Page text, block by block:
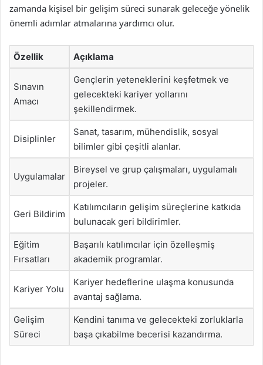
zamanda kişisel bir gelişim süreci sunarak geleceğe yönelik
önemli adımlar atmalarına yardımcı olur.
Özellik Açıklama
Sınavın
Amacı
Gençlerin yeteneklerini keşfetmek ve
gelecekteki kariyer yollarını
şekillendirmek.
Disiplinler
Sanat, tasarım, mühendislik, sosyal
bilimler gibi çeşitli alanlar.
Uygulamalar
Bireysel ve grup çalışmaları, uygulamalı
projeler.
Geri Bildirim
Katılımcıların gelişim süreçlerine katkıda
bulunacak geri bildirimler.
Eğitim
Fırsatları
Başarılı katılımcılar için özelleşmiş
akademik programlar.
Kariyer Yolu
Kariyer hedeflerine ulaşma konusunda
avantaj sağlama.
Gelişim
Süreci
Kendini tanıma ve gelecekteki zorluklarla
başa çıkabilme becerisi kazandırma.